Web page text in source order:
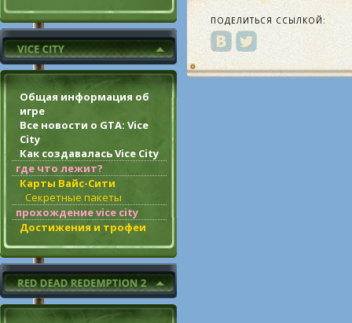
Общая информация об
игре
Все новости о GTA: Vice
City
Как создавалась Vice City
где что лежит?
Карты Вайс-Сити
Секретные пакеты
прохождение vice city
Достижения и трофеи
ПОДЕЛИТЬСЯ ССЫЛКОЙ: